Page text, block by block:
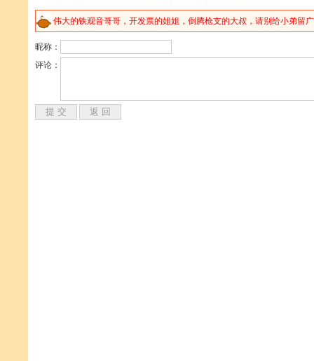
伟大的铁观音哥哥，开发票的姐姐，倒腾枪支的大叔，请别给小弟留
昵称：
评论：